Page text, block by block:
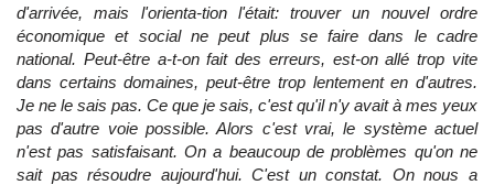
d'arrivée, mais l'orienta-tion l'était: trouver un nouvel ordre
économique et social ne peut plus se faire dans le cadre
national. Peut-être a-t-on fait des erreurs, est-on allé trop vite
dans certains domaines, peut-être trop lentement en d'autres.
Je ne le sais pas. Ce que je sais, c'est qu'il n'y avait à mes yeux
pas d'autre voie possible. Alors c'est vrai, le système actuel
n'est pas satisfaisant. On a beaucoup de problèmes qu'on ne
sait pas résoudre aujourd'hui. C'est un constat. On nous a